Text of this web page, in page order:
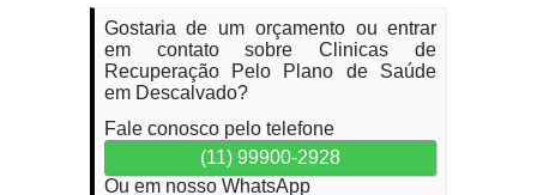
Gostaria de um orçamento ou entrar
em contato sobre Clinicas de
Recuperação Pelo Plano de Saúde
em Descalvado?
Fale conosco pelo telefone
(11) 99900-2928
Ou em nosso WhatsApp